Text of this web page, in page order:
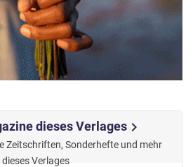
dieses Verlageschevron_right
Zeitschriften, Sonderhefte und mehr
dieses Verlages